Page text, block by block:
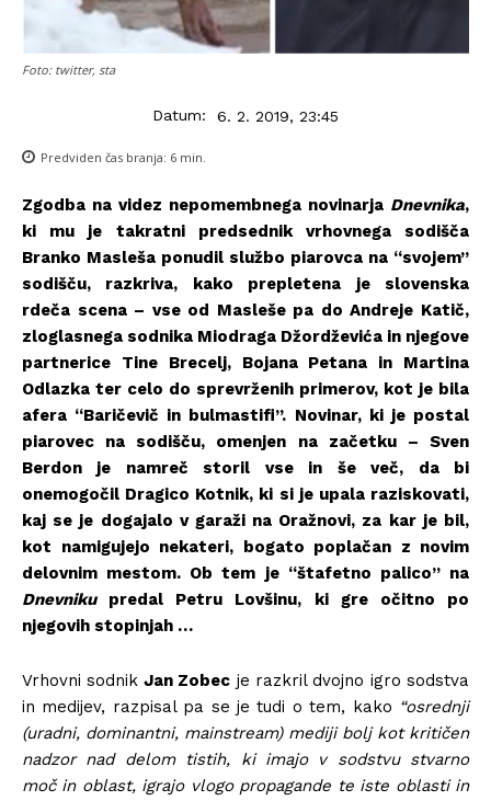
Foto: twitter, sta
Datum: 6. 2. 2019, 23:45
Predviden čas branja: 6 min.
Zgodba na videz nepomembnega novinarja Dnevnika,
ki mu je takratni predsednik vrhovnega sodišča
Branko Masleša ponudil službo piarovca na “svojem”
sodišču, razkriva, kako prepletena je slovenska
rdeča scena – vse od Masleše pa do Andreje Katič,
zloglasnega sodnika Miodraga Džordževića in njegove
partnerice Tine Brecelj, Bojana Petana in Martina
Odlazka ter celo do sprevrženih primerov, kot je bila
afera “Baričevič in bulmastifi”. Novinar, ki je postal
piarovec na sodišču, omenjen na začetku – Sven
Berdon je namreč storil vse in še več, da bi
onemogočil Dragico Kotnik, ki si je upala raziskovati,
kaj se je dogajalo v garaži na Oražnovi, za kar je bil,
kot namigujejo nekateri, bogato poplačan z novim
delovnim mestom. Ob tem je “štafetno palico” na
Dnevnikupredal Petru Lovšinu, ki gre očitno po
njegovih stopinjah …
Vrhovni sodnik Jan Zobec je razkril dvojno igro sodstva
in medijev, razpisal pa se je tudi o tem, kako “osrednji
(uradni, dominantni, mainstream) mediji bolj kot kritičen
nadzor nad delom tistih, ki imajo v sodstvu stvarno
moč in oblast, igrajo vlogo propagande te iste oblasti in